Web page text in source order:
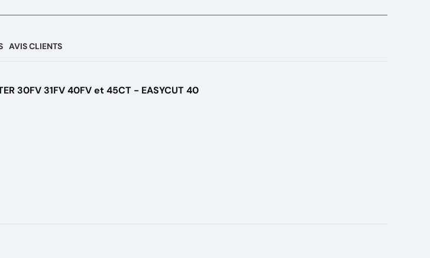
AVIS CLIENTS
30FV 31FV 40FV et 45CT - EASYCUT 40